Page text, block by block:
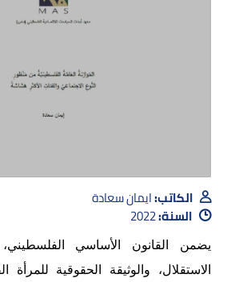
الكاتب:ايمان سعادة
السنة:2022
يضمن القانون الأساسي
الاستقلال، والوثيقة الحقوقية للمرأة